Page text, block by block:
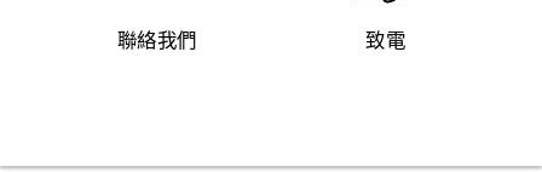
聯絡我們 致電